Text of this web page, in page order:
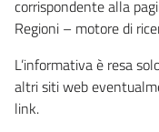
corrispondente alla
Regioni – motore di
L’informativa è resa
altri siti web
link.